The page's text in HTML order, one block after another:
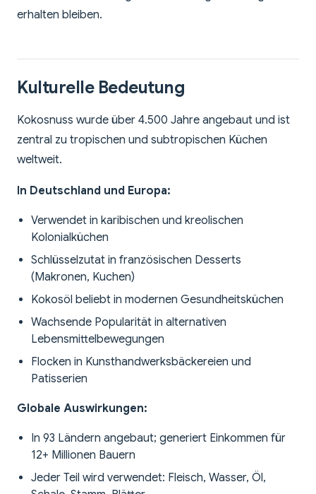
erhalten bleiben.
Kulturelle Bedeutung
Kokosnuss wurde über 4.500 Jahre angebaut und ist
zentral zu tropischen und subtropischen Küchen
weltweit.
In Deutschland und Europa:
Verwendet in karibischen und kreolischen
Kolonialküchen
Schlüsselzutat in französischen Desserts
(Makronen, Kuchen)
Kokosöl beliebt in modernen Gesundheitsküchen
Wachsende Popularität in alternativen
Lebensmittelbewegungen
Flocken in Kunsthandwerksbäckereien und
Patisserien
Globale Auswirkungen:
In 93 Ländern angebaut; generiert Einkommen für
12+ Millionen Bauern
Jeder Teil wird verwendet: Fleisch, Wasser, Öl,